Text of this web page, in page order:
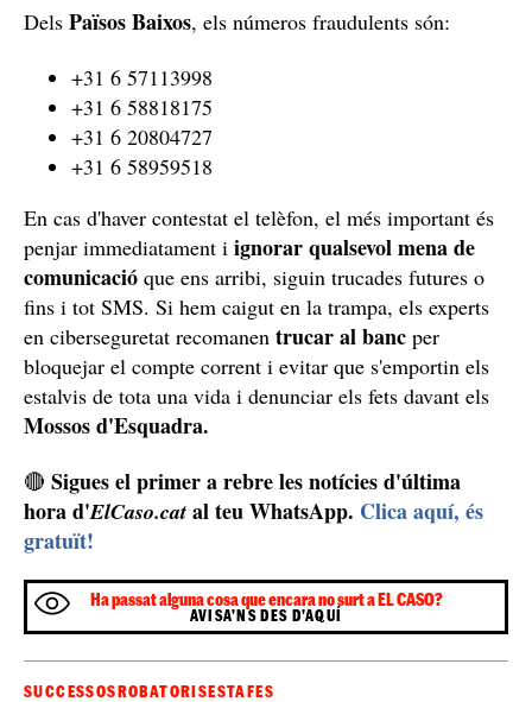
Dels Països Baixos, els números fraudulents són:
+31 6 57113998
+31 6 58818175
+31 6 20804727
+31 6 58959518
En cas d'haver contestat el telèfon, el més important és
penjar immediatament i ignorar qualsevol mena de
comunicació que ens arribi, siguin trucades futures o
fins i tot SMS. Si hem caigut en la trampa, els experts
en ciberseguretat recomanen trucar al banc per
bloquejar el compte corrent i evitar que s'emportin els
estalvis de tota una vida i denunciar els fets davant els
Mossos d'Esquadra.
🔴 Sigues el primer a rebre les notícies d'última
hora d'ElCaso.cat al teu WhatsApp. Clica aquí, és
gratuït!
Ha passat alguna cosa que encara no surt a EL CASO?
AVISA'NS DES D'AQUÍ
SUCCESSOSROBATORISESTAFES